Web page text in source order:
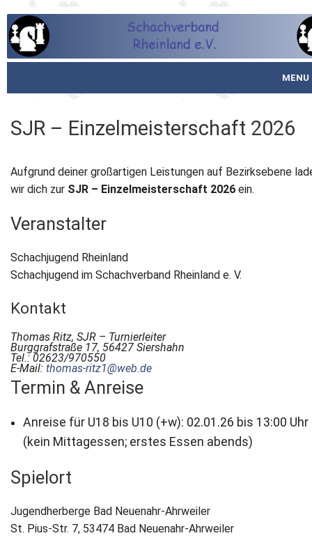
MENU
Spielbetrieb
Fotos
Service
Newsletter
Kontakt
Datenschutz
SJR – Einzelmeisterschaft 2026
Aufgrund deiner großartigen Leistungen auf Bezirksebene
wir dich zur SJR – Einzelmeisterschaft 2026 ein.
Veranstalter
Schachjugend Rheinland
Schachjugend im Schachverband Rheinland e. V.
Kontakt
Thomas Ritz, SJR – Turnierleiter
Burggrafstraße 17, 56427 Siershahn
Tel.: 02623/970550
E-Mail: thomas-ritz1@web.de
Termin & Anreise
Anreise für U18 bis U10 (+w): 02.01.26 bis 13:00 Uhr
(kein Mittagessen; erstes Essen abends)
Spielort
Jugendherberge Bad Neuenahr-Ahrweiler
St. Pius-Str. 7, 53474 Bad Neuenahr-Ahrweiler